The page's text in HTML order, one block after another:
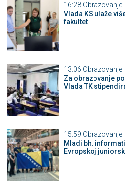
16:28 Obrazovanje
Vlada KS ulaže
fakultet
13:06 Obrazovanje
Za obrazovanje
Vlada TK
15:59 Obrazovanje
Mladi bh.
Evropskoj